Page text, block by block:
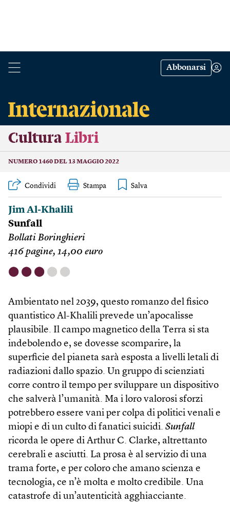
Abbonarsi
Cultura Libri
NUMERO 1460 DEL 13 MAGGIO 2022
Condividi Stampa
Jim Al-Khalili
Sunfall
Bollati Boringhieri
416 pagine, 14,00 euro
⬤ ⬤ ⬤ ⬤ ⬤
Ambientato nel 2039, questo romanzo del fisico
quantistico Al-Khalili prevede un’apocalisse
plausibile. Il campo magnetico della Terra si sta
indebolendo e, se dovesse scomparire, la
superficie del pianeta sarà esposta a livelli letali di
radiazioni dallo spazio. Un gruppo di scienziati
corre contro il tempo per sviluppare un dispositivo
che salverà l’umanità. Ma i loro valorosi sforzi
potrebbero essere vani per colpa di politici venali e
miopi e di un culto di fanatici suicidi. Sunfall
ricorda le opere di Arthur C. Clarke, altrettanto
cerebrali e asciutti. La prosa è al servizio di una
trama forte, e per coloro che amano scienza e
tecnologia, ce n’è molta e molto credibile. Una
catastrofe di un’autenticità agghiacciante.